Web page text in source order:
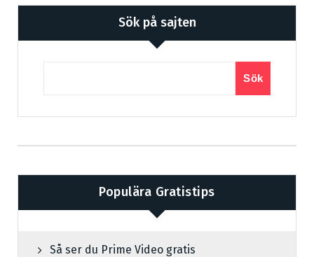
Sök på sajten
Sök
Populära Gratistips
Så ser du Prime Video gratis